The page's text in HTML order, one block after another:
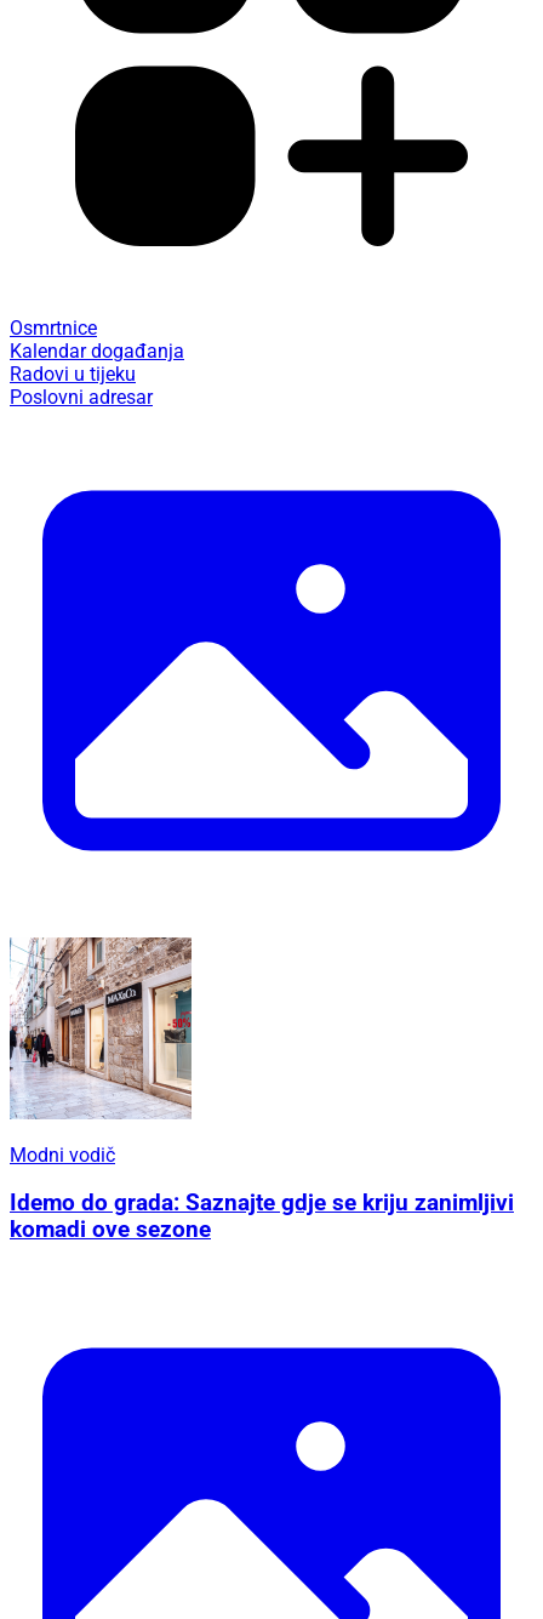
Osmrtnice
Kalendar događanja
Radovi u tijeku
Poslovni adresar
Modni vodič
Idemo do grada: Saznajte gdje se kriju zanimljivi
komadi ove sezone